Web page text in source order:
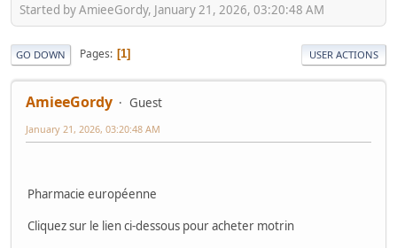
Started by AmieeGordy, January 21, 2026, 03:20:48 AM
GO DOWN Pages 1 USER ACTIONS
AmieeGordy Guest
January 21, 2026, 03:20:48 AM
Pharmacie européenne
Cliquez sur le lien ci-dessous pour acheter motrin